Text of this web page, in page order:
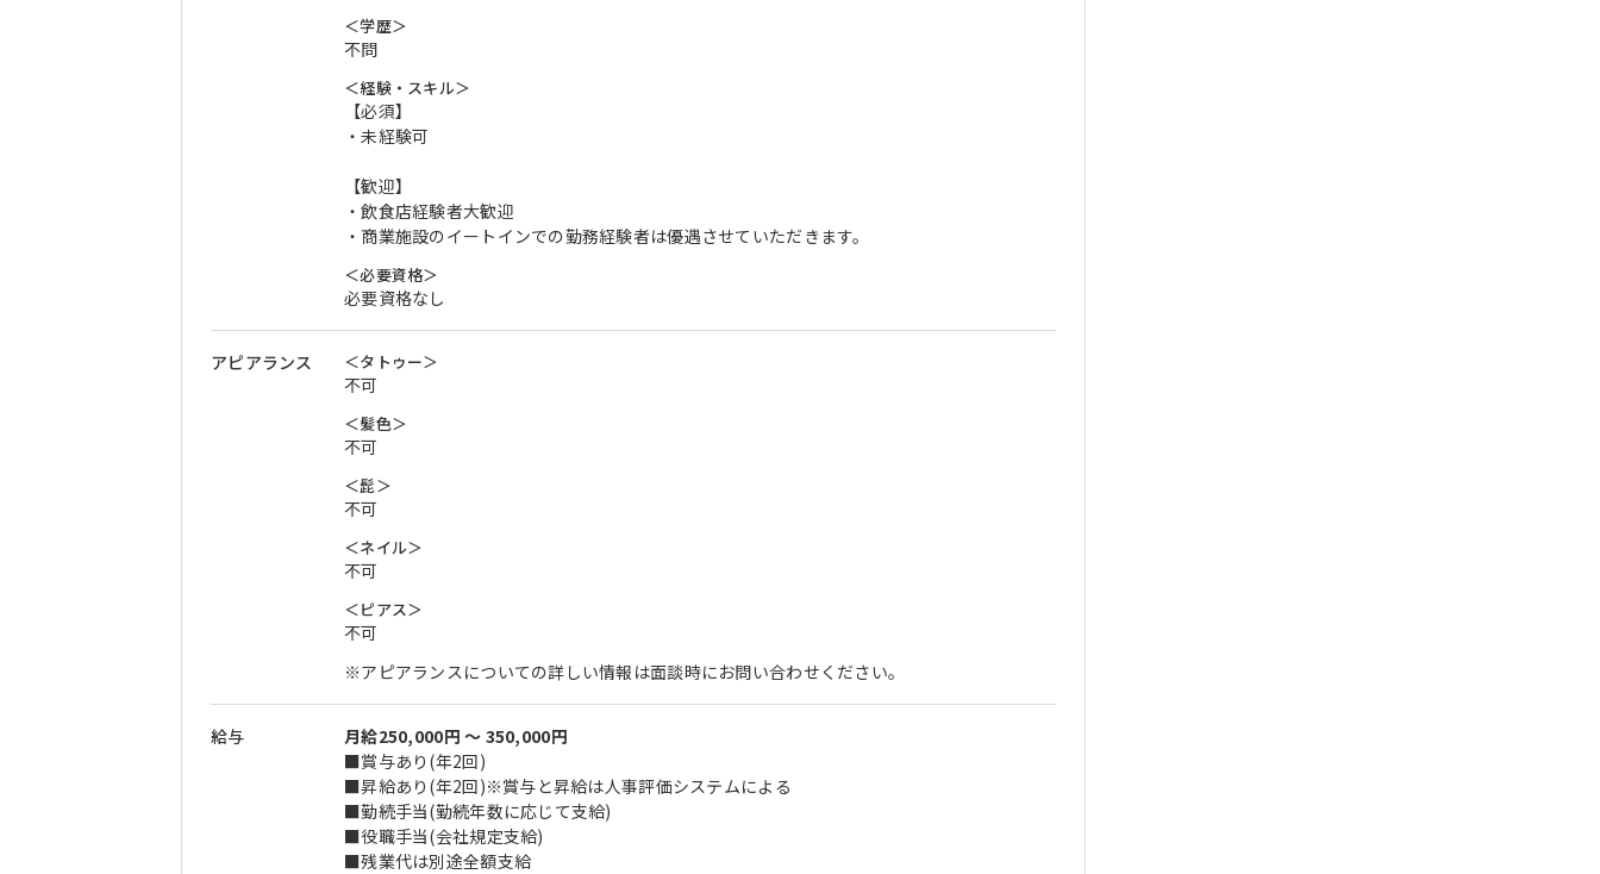
＜学歴＞
不問
＜経験・スキル＞
【必須】
・未経験可
【歓迎】
・飲食店経験者大歓迎
・商業施設のイートインでの勤務経験者は優遇させていただきます。
＜必要資格＞
必要資格なし
アピアランス ＜タトゥー＞
不可
＜髪色＞
不可
＜髭＞
不可
＜ネイル＞
不可
＜ピアス＞
不可
※アピアランスについての詳しい情報は面談時にお問い合わせください。
給与
月給250,000円 〜 350,000円
■賞与あり(年2回)
■昇給あり(年2回)※賞与と昇給は人事評価システムによる
■勤続手当(勤続年数に応じて支給)
■役職手当(会社規定支給)
■残業代は別途全額支給